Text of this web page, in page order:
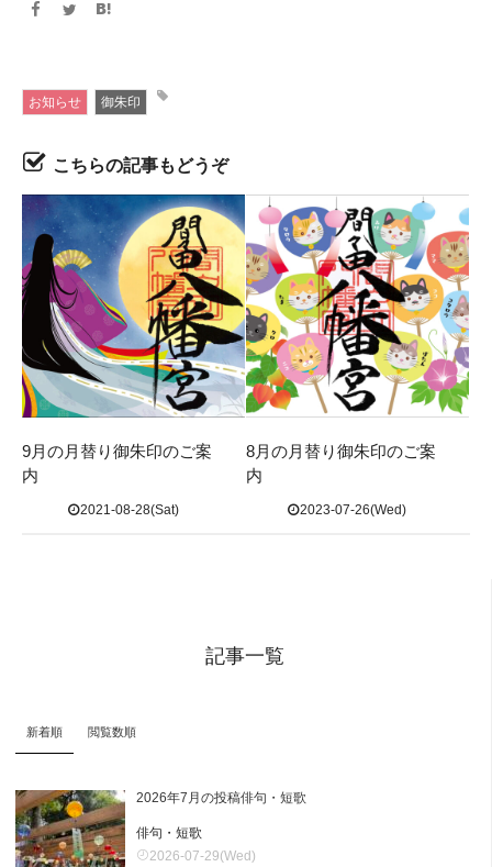
お知らせ 御朱印
こちらの記事もどうぞ
9月の月替り御朱印のご案
内
2021-08-28(Sat)
8月の月替り御朱印のご案
内
2023-07-26(Wed)
記事一覧
新着順 閲覧数順
2026年7月の投稿俳句・短歌
俳句・短歌
2026-07-29(Wed)